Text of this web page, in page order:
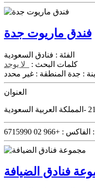
فندق ماريوت جدة
الفئة : فنادق السعودية
كلمات البحث :
لا يوجد
: جدة المنطقة : غير محدد
العنوان
الفاكس : +966 02 6715990
فنادق الضيافة